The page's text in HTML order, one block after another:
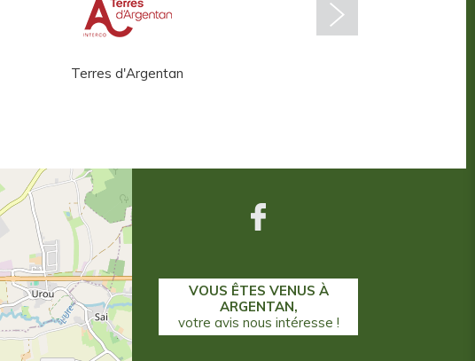
Terres d'Argentan
VOUS ÊTES VENUS À
ARGENTAN,
votre avis nous intéresse !